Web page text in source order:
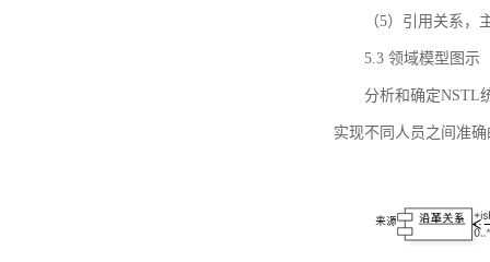
（5）引用关系，
5.3 领域模型图示
分析和确定NSTL
实现不同人员之间准